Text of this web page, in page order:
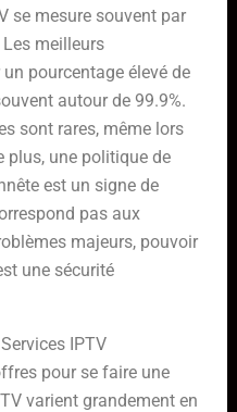
se mesure souvent par
meilleurs
pourcentage élevé de
autour de 99.9%.
sont rares, même lors
plus, une politique de
est un signe de
pas aux
majeurs, pouvoir
une sécurité
IPTV
pour se faire une
varient grandement en